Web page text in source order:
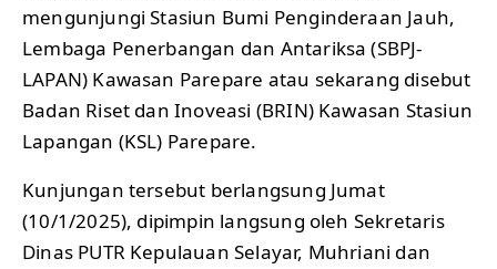
mengunjungi Stasiun Bumi Penginderaan Jauh,
Lembaga Penerbangan dan Antariksa (SBPJ-
LAPAN) Kawasan Parepare atau sekarang disebut
Badan Riset dan Inoveasi (BRIN) Kawasan Stasiun
Lapangan (KSL) Parepare.
Kunjungan tersebut berlangsung Jumat
(10/1/2025), dipimpin langsung oleh Sekretaris
Dinas PUTR Kepulauan Selayar, Muhriani dan